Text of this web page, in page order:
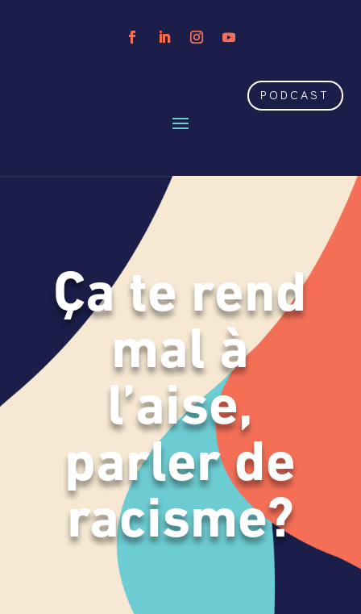
PODCAST
Ça te rend
mal à
l’aise,
parler de
racisme?